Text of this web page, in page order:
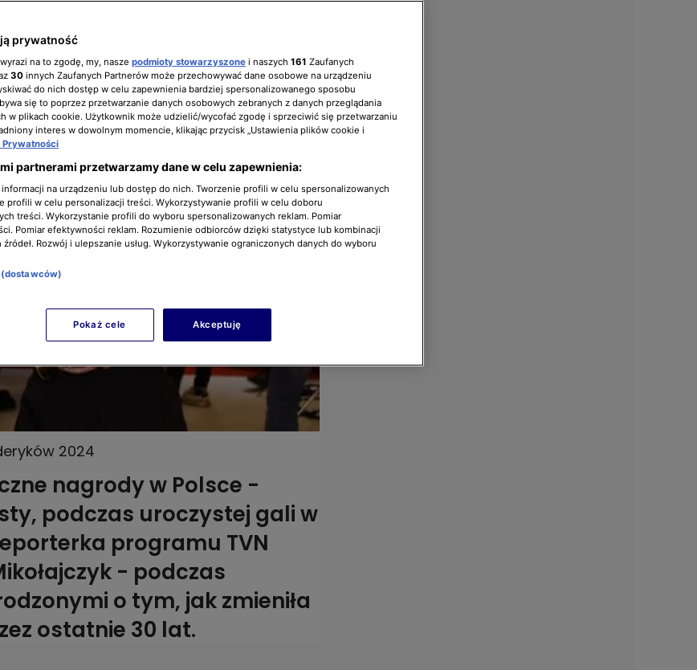
2024
nagrody w Polsce -
podczas uroczystej gali w
programu TVN
- podczas
o tym, jak zmieniła
ostatnie 30 lat.
prywatność
na to zgodę, my, nasze podmioty stowarzyszone i naszych 161 Zaufanych
30 innych Zaufanych Partnerów może przechowywać dane osobowe na urządzeniu
do nich dostęp w celu zapewnienia bardziej spersonalizowanego sposobu
się to poprzez przetwarzanie danych osobowych zebranych z danych przeglądania
w plikach cookie. Użytkownik może udzielić/wycofać zgodę i sprzeciwić się przetwarzaniu
interes w dowolnym momencie, klikając przycisk „Ustawienia plików cookie i
Prywatności
partnerami przetwarzamy dane w celu zapewnienia:
na urządzeniu lub dostęp do nich. Tworzenie profili w celu spersonalizowanych
profili w celu personalizacji treści. Wykorzystywanie profili w celu doboru
treści. Wykorzystanie profili do wyboru spersonalizowanych reklam. Pomiar
Pomiar efektywności reklam. Rozumienie odbiorców dzięki statystyce lub kombinacji
źródeł. Rozwój i ulepszanie usług. Wykorzystywanie ograniczonych danych do wyboru
Pokaż cele Akceptuję